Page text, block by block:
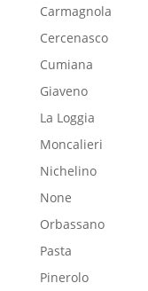
Carmagnola
Cercenasco
Cumiana
Giaveno
La Loggia
Moncalieri
Nichelino
None
Orbassano
Pasta
Pinerolo